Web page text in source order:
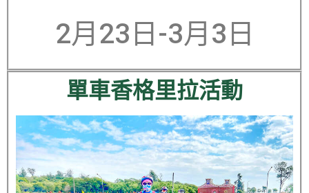
2月23日-3月3日
單車香格里拉活動